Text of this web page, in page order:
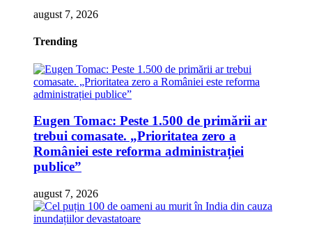
august 7, 2026
Trending
Eugen Tomac: Peste 1.500 de primării ar
trebui comasate. „Prioritatea zero a
României este reforma administrației
publice”
august 7, 2026